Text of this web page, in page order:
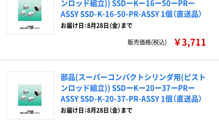
ンロッド組立)) SSDーKー16ー50ーPRー
ASSY SSD-K-16-50-PR-ASSY 1個（直送品）
お届け日：8月28日（金）まで
販売価格(税込)
￥3,711
部品(スーパーコンパクトシリンダ用(ピスト
ンロッド組立)) SSDーKー20ー37ーPRー
ASSY SSD-K-20-37-PR-ASSY 1個（直送品）
お届け日：8月28日（金）まで